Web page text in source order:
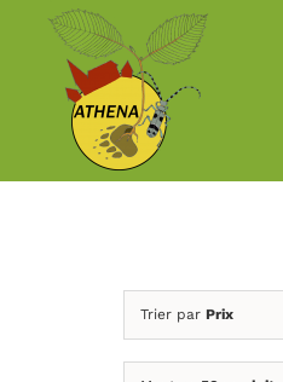
Passer
contenu
Trier par Prix